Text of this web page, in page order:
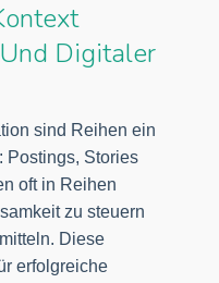
Digitaler
sind Reihen ein
Postings, Stories
oft in Reihen
zu steuern
Diese
erfolgreiche